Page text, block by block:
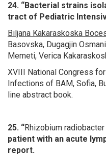
24. “Bacterial strains
tract of Pediatric
Biljana Kakaraskoska
Basovska, Dugagjin
Memeti, Verica
XVIII National Congress
Infections of BAM, Sofia,
line abstract book.
25. “Rhizobium radiobacter
patient with an acute
report.